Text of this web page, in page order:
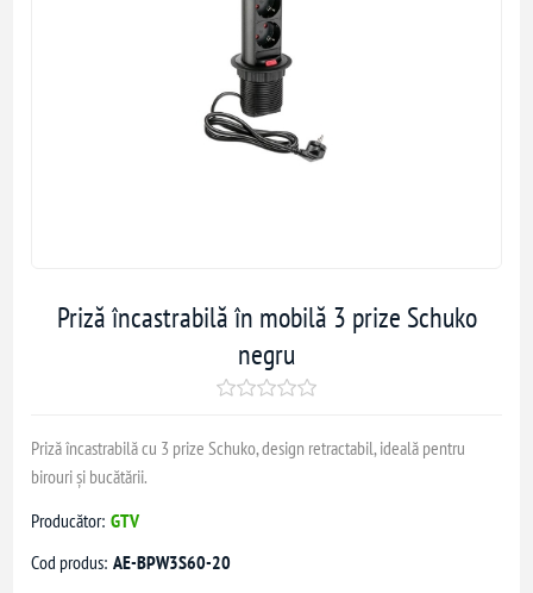
Priză încastrabilă în mobilă 3 prize Schuko
negru
Priză încastrabilă cu 3 prize Schuko, design retractabil, ideală pentru
birouri și bucătării.
Producător: GTV
Cod produs: AE-BPW3S60-20